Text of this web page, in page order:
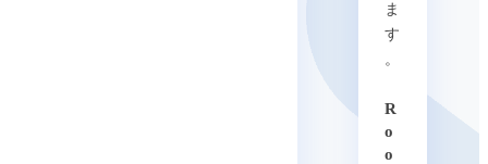
ま
す
。
R
o
o